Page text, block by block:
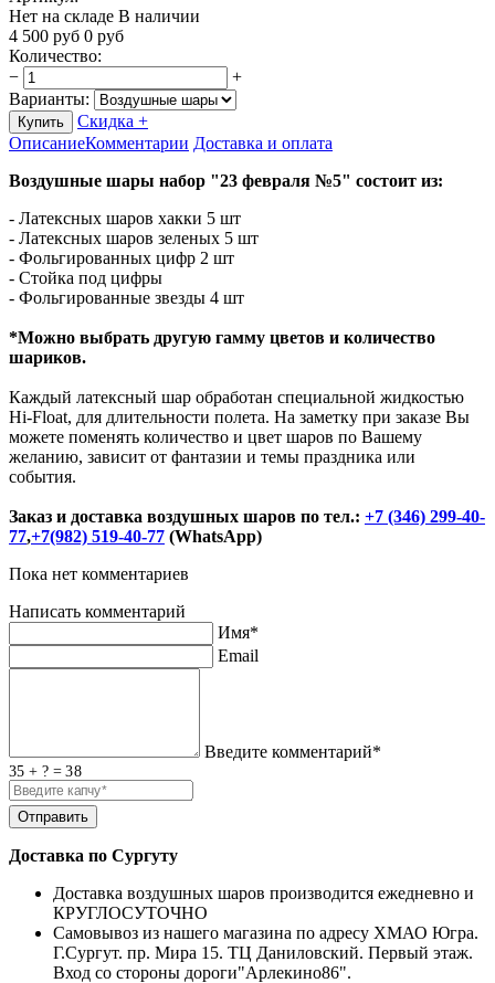
Нет на складе В наличии
4 500 руб 0 руб
Количество:
−
+
Варианты:
Купить
Скидка +
ОписаниеКомментарии Доставка и оплата
Воздушные шары набор "23 февраля №5" состоит из:
- Латексных шаров хакки 5 шт
- Латексных шаров зеленых 5 шт
- Фольгированных цифр 2 шт
- Стойка под цифры
- Фольгированные звезды 4 шт
*Можно выбрать другую гамму цветов и количество
шариков.
Каждый латексный шар обработан специальной жидкостью
Hi-Float, для длительности полета. На заметку при заказе Вы
можете поменять количество и цвет шаров по Вашему
желанию, зависит от фантазии и темы праздника или
события.
Заказ и доставка воздушных шаров по тел.: +7 (346) 299-40-
77,+7(982) 519-40-77 (WhatsApp)
Пока нет комментариев
Написать комментарий
Имя*
Email
Введите комментарий*
35 + ? = 38
Доставка по Сургуту
Доставка воздушных шаров производится ежедневно и
КРУГЛОСУТОЧНО
Самовывоз из нашего магазина по адресу ХМАО Югра.
Г.Сургут. пр. Мира 15. ТЦ Даниловский. Первый этаж.
Вход со стороны дороги"Арлекино86".